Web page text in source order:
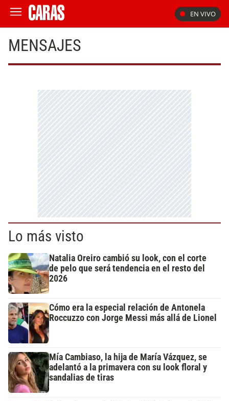
EN VIVO
MENSAJES
Lo más visto
Natalia Oreiro cambió su look, con el corte
de pelo que será tendencia en el resto del
2026
Cómo era la especial relación de Antonela
Roccuzzo con Jorge Messi más allá de Lionel
Mía Cambiaso, la hija de María Vázquez, se
adelantó a la primavera con su look floral y
sandalias de tiras